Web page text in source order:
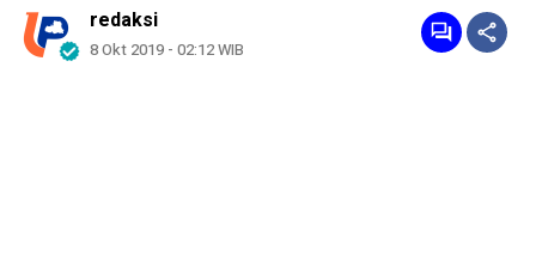
redaksi
8 Okt 2019 - 02:12 WIB